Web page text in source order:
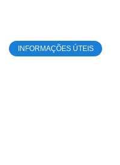
INFORMAÇÕES ÚTEIS